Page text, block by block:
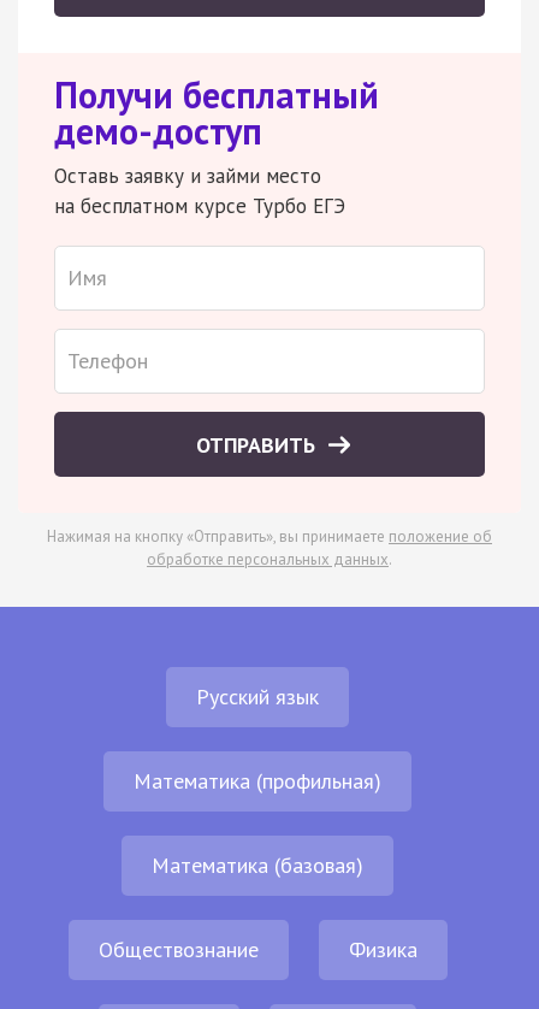
Получи бесплатный
демо-доступ
Оставь заявку и займи место
на бесплатном курсе Турбо ЕГЭ
ОТПРАВИТЬ
Нажимая на кнопку «Отправить», вы принимаете положение об
обработке персональных данных.
Русский язык
Математика (профильная)
Математика (базовая)
Обществознание Физика